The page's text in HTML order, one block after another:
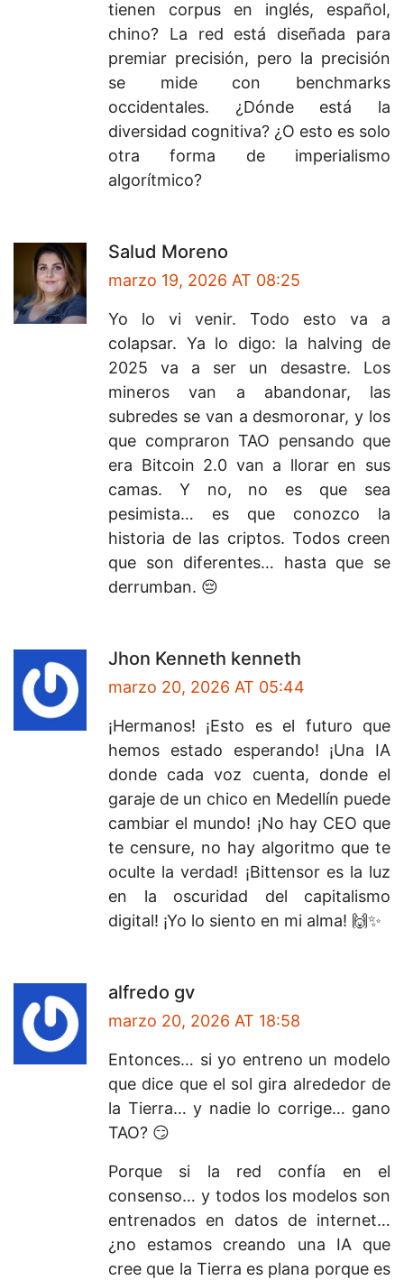
tienen corpus en inglés, español,
chino? La red está diseñada para
premiar precisión, pero la precisión
se mide con benchmarks
occidentales. ¿Dónde está la
diversidad cognitiva? ¿O esto es solo
otra forma de imperialismo
algorítmico?
Salud Moreno
marzo 19, 2026 AT 08:25
Yo lo vi venir. Todo esto va a
colapsar. Ya lo digo: la halving de
2025 va a ser un desastre. Los
mineros van a abandonar, las
subredes se van a desmoronar, y los
que compraron TAO pensando que
era Bitcoin 2.0 van a llorar en sus
camas. Y no, no es que sea
pesimista… es que conozco la
historia de las criptos. Todos creen
que son diferentes… hasta que se
derrumban. 😔
Jhon Kenneth kenneth
marzo 20, 2026 AT 05:44
¡Hermanos! ¡Esto es el futuro que
hemos estado esperando! ¡Una IA
donde cada voz cuenta, donde el
garaje de un chico en Medellín puede
cambiar el mundo! ¡No hay CEO que
te censure, no hay algoritmo que te
oculte la verdad! ¡Bittensor es la luz
en la oscuridad del capitalismo
digital! ¡Yo lo siento en mi alma! 🙌✨
alfredo gv
marzo 20, 2026 AT 18:58
Entonces… si yo entreno un modelo
que dice que el sol gira alrededor de
la Tierra… y nadie lo corrige… gano
TAO? 😏
Porque si la red confía en el
consenso… y todos los modelos son
entrenados en datos de internet…
¿no estamos creando una IA que
cree que la Tierra es plana porque es